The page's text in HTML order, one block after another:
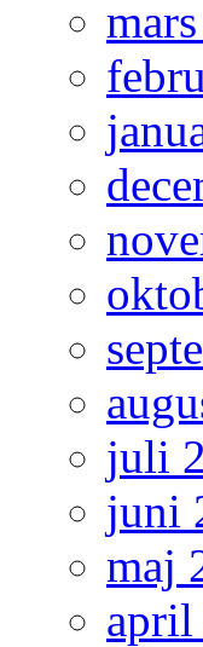
juli
juni
maj
april